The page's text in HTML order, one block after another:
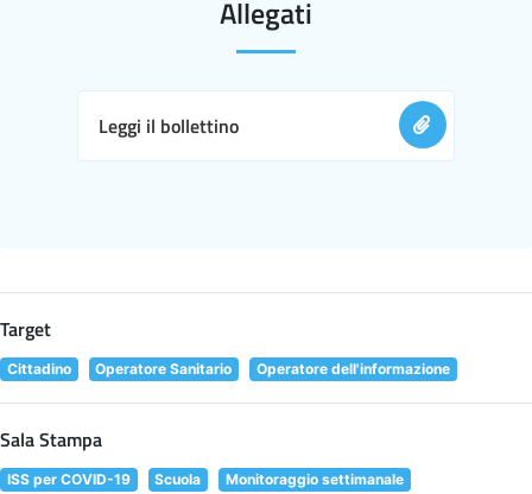
Allegati
Leggi il bollettino
Target
Cittadino Operatore Sanitario Operatore dell'informazione
Sala Stampa
ISS per COVID-19 Scuola Monitoraggio settimanale